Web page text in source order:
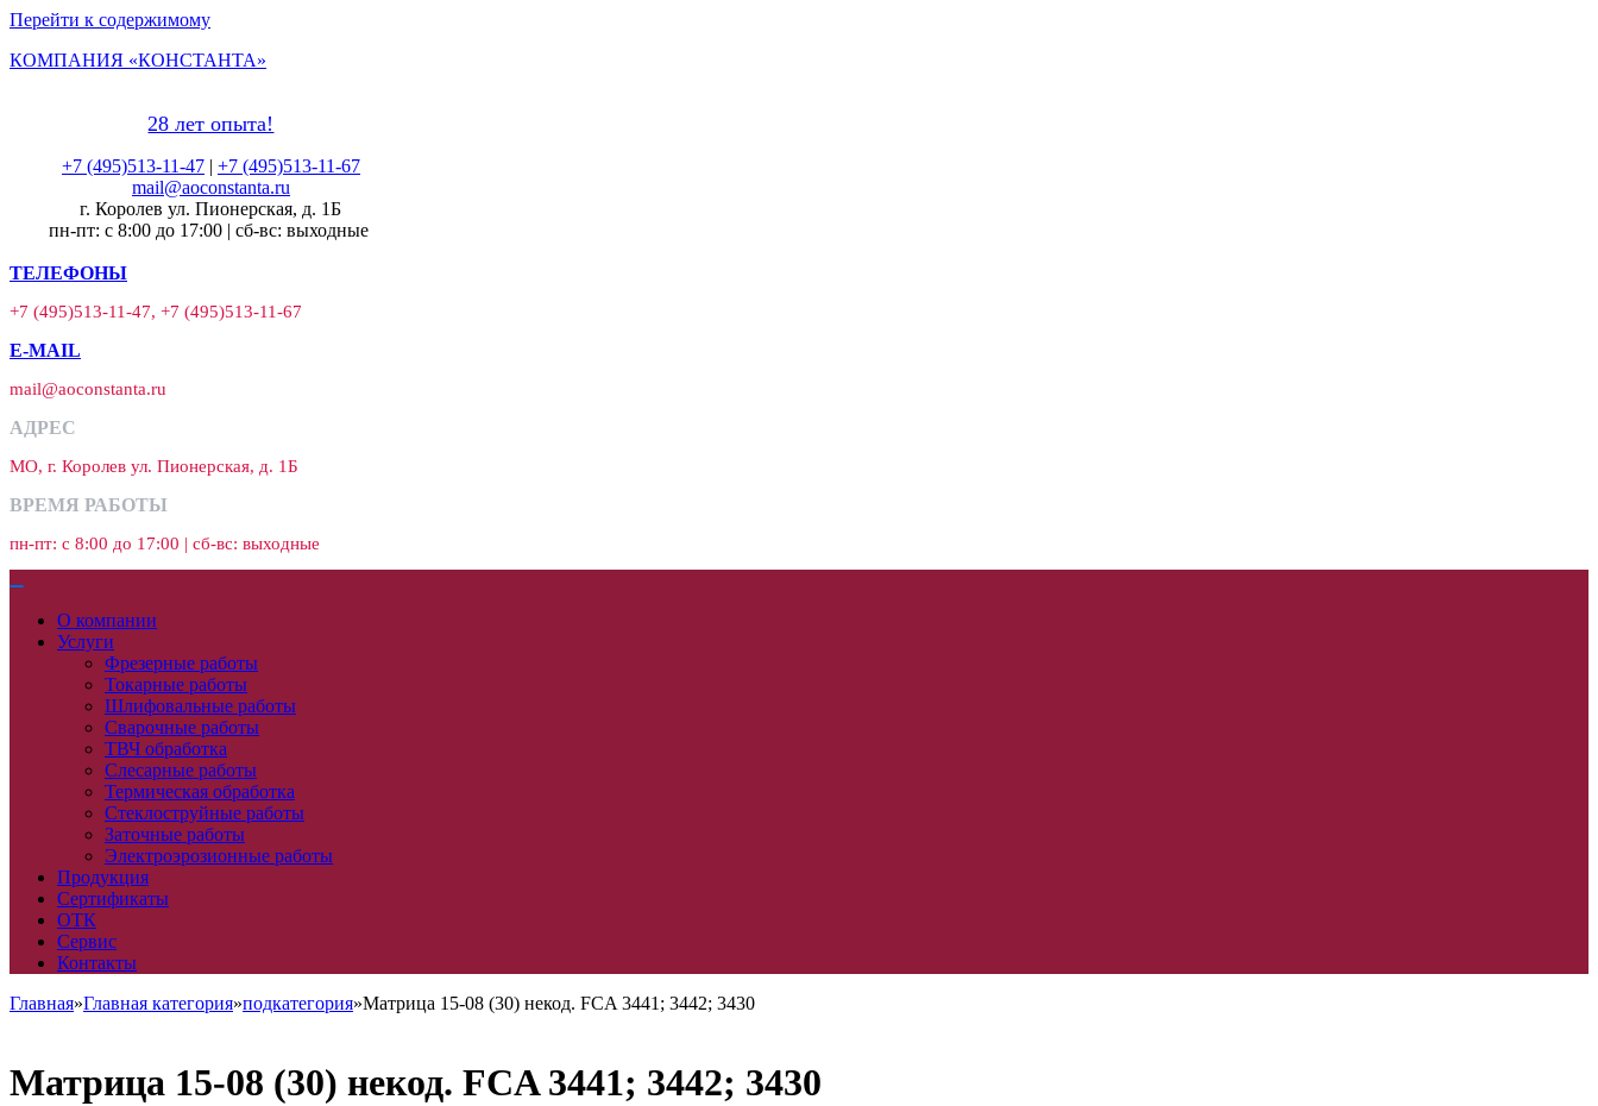
Перейти к содержимому
КОМПАНИЯ «КОНСТАНТА»
28 лет опыта!
+7 (495)513-11-47| +7 (495)513-11-67
mail@aoconstanta.ru
г. Королев ул. Пионерская, д. 1Б
пн-пт: с 8:00 до 17:00 | сб-вс: выходные
ТЕЛЕФОНЫ
+7 (495)513-11-47, +7 (495)513-11-67
E-MAIL
mail@aoconstanta.ru
АДРЕС
МО, г. Королев ул. Пионерская, д. 1Б
ВРЕМЯ РАБОТЫ
пн-пт: с 8:00 до 17:00 | сб-вс: выходные
О компании
Услуги
Фрезерные работы
Токарные работы
Шлифовальные работы
Сварочные работы
ТВЧ обработка
Слесарные работы
Термическая обработка
Стеклоструйные работы
Заточные работы
Электроэрозионные работы
Продукция
Сертификаты
ОТК
Сервис
Контакты
Главная»Главная категория»подкатегория»Матрица 15-08 (30) некод. FCA 3441; 3442; 3430
Матрица 15-08 (30) некод. FCA 3441; 3442; 3430